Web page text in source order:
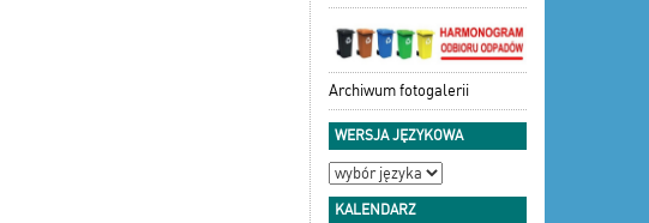
Archiwum fotogalerii
WERSJA JĘZYKOWA
KALENDARZ